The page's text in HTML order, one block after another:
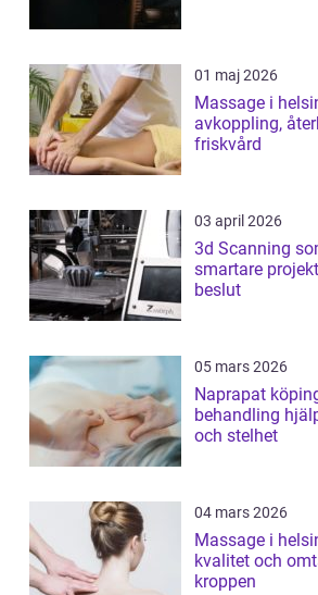
01 maj 2026
Massage i
avkoppling,
friskvård
03 april 2026
3d Scanning
smartare
beslut
05 mars 2026
Naprapat köping så
behandling
och stelhet
04 mars 2026
Massage i
kvalitet och
kroppen